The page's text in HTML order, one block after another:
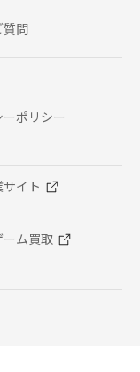
質問
ポリシー
イト
ーム買取